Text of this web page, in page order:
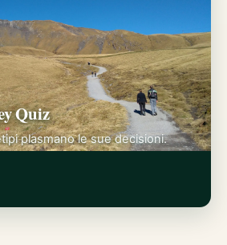
Quiz
plasmano le sue decisioni.